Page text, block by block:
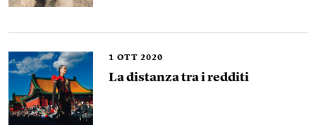
1 OTT 2020
La distanza tra i redditi